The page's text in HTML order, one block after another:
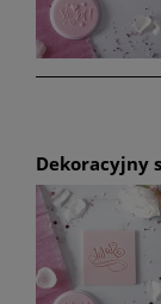
Dekoracyjny